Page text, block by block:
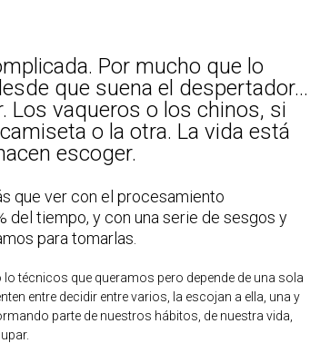
Por mucho que lo
que suena el despertador…
Los vaqueros o los chinos, si
o la otra. La vida está
escoger.
que ver con el procesamiento
del tiempo, y con una serie de sesgos y
para tomarlas.
técnicos que queramos pero depende de una sola
entre decidir entre varios, la escojan a ella, una y
parte de nuestros hábitos, de nuestra vida,